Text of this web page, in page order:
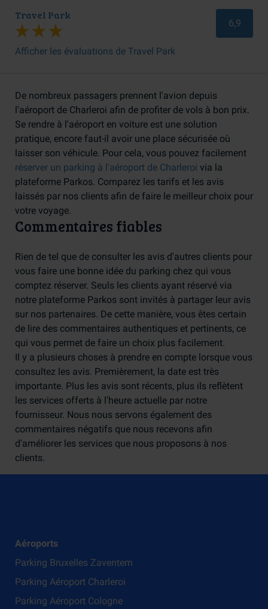
Travel Park
Afficher les évaluations de Travel Park
6,9
De nombreux passagers prennent l'avion depuis
l'aéroport de Charleroi afin de profiter de vols à bon prix.
Se rendre à l'aéroport en voiture est une solution
pratique, encore faut-il avoir une place sécurisée où
laisser son véhicule. Pour cela, vous pouvez facilement
réserver un parking à l'aéroport de Charleroi via la
plateforme Parkos. Comparez les tarifs et les avis
laissés par nos clients afin de faire le meilleur choix pour
votre voyage.
Commentaires fiables
Rien de tel que de consulter les avis d'autres clients pour
vous faire une bonne idée du parking chez qui vous
comptez réserver. Seuls les clients ayant réservé via
notre plateforme Parkos sont invités à partager leur avis
sur nos partenaires. De cette manière, vous êtes certain
de lire des commentaires authentiques et pertinents, ce
qui vous permet de faire un choix plus facilement.
Il y a plusieurs choses à prendre en compte lorsque vous
consultez les avis. Premièrement, la date est très
importante. Plus les avis sont récents, plus ils reflètent
les services offerts à l'heure actuelle par notre
fournisseur. Nous nous servons également des
commentaires négatifs que nous recevons afin
d'améliorer les services que nous proposons à nos
clients.
Aéroports
Parking Bruxelles Zaventem
Parking Aéroport Charleroi
Parking Aéroport Cologne